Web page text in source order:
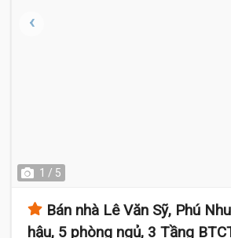
1 / 5
Bán nhà Lê Văn Sỹ, Phú
hậu, 5 phòng ngủ, 3 Tầng